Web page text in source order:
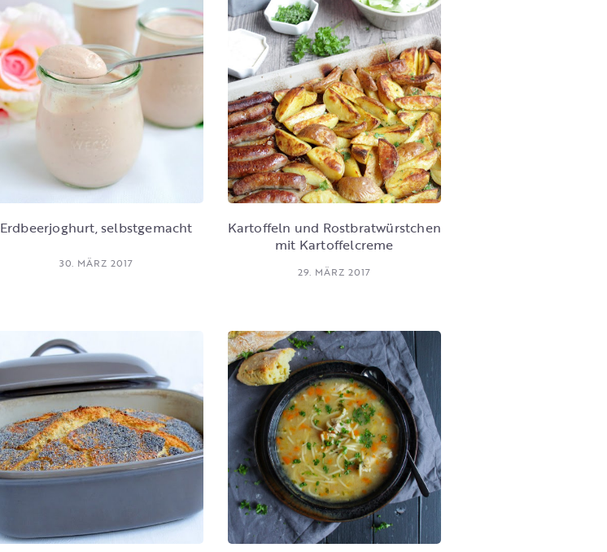
Erdbeerjoghurt, selbstgemacht
30. MÄRZ 2017
Kartoffeln und Rostbratwürstchen
mit Kartoffelcreme
29. MÄRZ 2017